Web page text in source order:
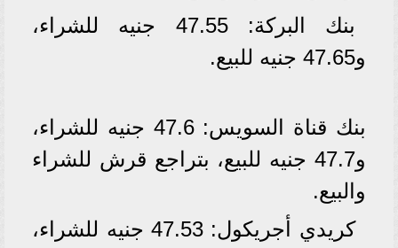
بنك البركة: 47.55 جنيه للشراء،
و47.65 جنيه للبيع.
بنك قناة السويس: 47.6 جنيه للشراء،
و47.7 جنيه للبيع، بتراجع قرش للشراء
والبيع.
كريدي أجريكول: 47.53 جنيه للشراء،